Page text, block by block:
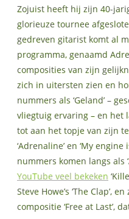
Zojuist heeft hij zijn 40-
glorieuze tournee
gedreven gitarist komt al
programma, genaamd
composities van zijn
zich in uitersten zien en
nummers als ‘Geland’ –
vliegtuig ervaring – en het
tot aan het topje van zijn
‘Adrenaline’ en ‘My
nummers komen langs als
YouTube veel bekeken
Steve Howe’s ‘The Clap’,
compositie ‘Free at Last’,